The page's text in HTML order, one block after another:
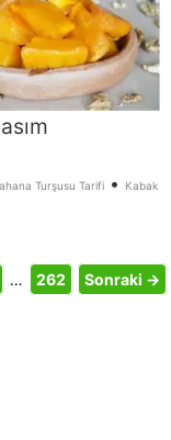
Turşusu Tarifi •
Kabak
… 262 Sonraki →